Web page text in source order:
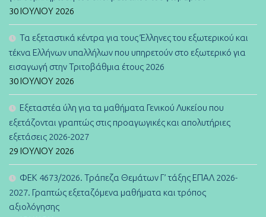
30 ΙΟΥΛΊΟΥ 2026
Τα εξεταστικά κέντρα για τους Έλληνες του εξωτερικού και
τέκνα Ελλήνων υπαλλήλων που υπηρετούν στο εξωτερικό για
εισαγωγή στην Τριτοβάθμια έτους 2026
30 ΙΟΥΛΊΟΥ 2026
Εξεταστέα ύλη για τα μαθήματα Γενικού Λυκείου που
εξετάζονται γραπτώς στις προαγωγικές και απολυτήριες
εξετάσεις 2026-2027
29 ΙΟΥΛΊΟΥ 2026
ΦΕΚ 4673/2026. Τράπεζα Θεμάτων Γ’ τάξης ΕΠΑΛ 2026-
2027. Γραπτώς εξεταζόμενα μαθήματα και τρόπος
αξιολόγησης